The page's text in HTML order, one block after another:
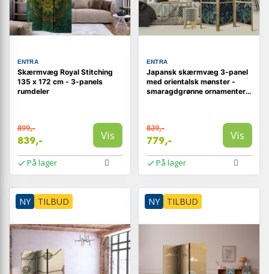
ENTRA
Skærmvæg Royal Stitching
135 x 172 cm - 3-panels
rumdeler
899,-
839,- Vis
På lager
ENTRA
Japansk skærmvæg 3-panel
med orientalsk mønster -
smaragdgrønne ornamenter
839,-
779,- Vis
På lager
NY TILBUD NY TILBUD